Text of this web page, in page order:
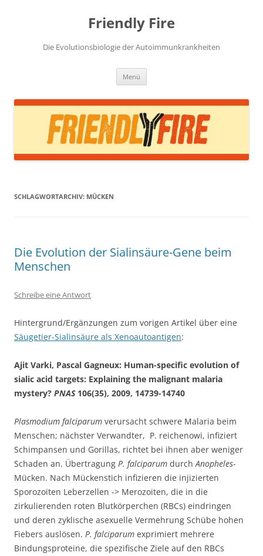
Friendly Fire
Die Evolutionsbiologie der Autoimmunkrankheiten
Menü
SCHLAGWORTARCHIV: MÜCKEN
Die Evolution der Sialinsäure-Gene beim
Menschen
Schreibe eine Antwort
Hintergrund/Ergänzungen zum vorigen Artikel über eine
Säugetier-Sialinsäure als Xenoautoantigen:
Ajit Varki, Pascal Gagneux: Human-specific evolution of
sialic acid targets: Explaining the malignant malaria
mystery? PNAS 106(35), 2009, 14739-14740
Plasmodium falciparum verursacht schwere Malaria beim
Menschen; nächster Verwandter, P. reichenowi, infiziert
Schimpansen und Gorillas, richtet bei ihnen aber weniger
Schaden an. Übertragung P. falciparum durchAnopheles-
Mücken. Nach Mückenstich infizieren die injizierten
Sporozoiten Leberzellen -> Merozoiten, die in die
zirkulierenden roten Blutkörperchen (RBCs) eindringen
und deren zyklische asexuelle Vermehrung Schübe hohen
Fiebers auslösen. P. falciparum exprimiert mehrere
Bindungsproteine, die spezifische Ziele auf den RBCs